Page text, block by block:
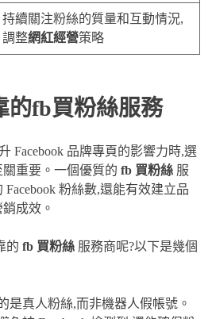
持續關注粉絲的質量和互動情況,
調整網紅經營策略
的fb買粉絲服務
Facebook 品牌專頁的影響力時,選
重要。一個優質的 fb 買粉絲 服
粉絲數,還能有效建立品
成效。
的 fb 買粉絲 服務商呢?以下是幾個
是真人粉絲,而非機器人假帳號。